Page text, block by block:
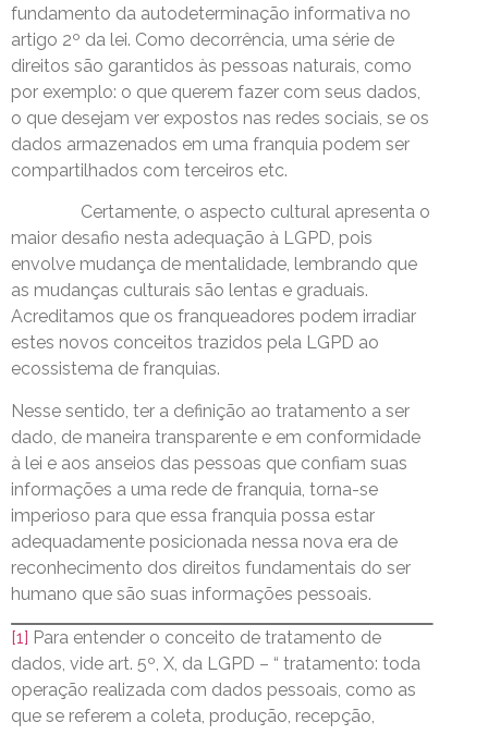
fundamento da autodeterminação informativa no
artigo 2º da lei. Como decorrência, uma série de
direitos são garantidos às pessoas naturais, como
por exemplo: o que querem fazer com seus dados,
o que desejam ver expostos nas redes sociais, se os
dados armazenados em uma franquia podem ser
compartilhados com terceiros etc.
Certamente, o aspecto cultural apresenta o
maior desafio nesta adequação à LGPD, pois
envolve mudança de mentalidade, lembrando que
as mudanças culturais são lentas e graduais.
Acreditamos que os franqueadores podem irradiar
estes novos conceitos trazidos pela LGPD ao
ecossistema de franquias.
Nesse sentido, ter a definição ao tratamento a ser
dado, de maneira transparente e em conformidade
à lei e aos anseios das pessoas que confiam suas
informações a uma rede de franquia, torna-se
imperioso para que essa franquia possa estar
adequadamente posicionada nessa nova era de
reconhecimento dos direitos fundamentais do ser
humano que são suas informações pessoais.
[1] Para entender o conceito de tratamento de
dados, vide art. 5º, X, da LGPD – “ tratamento: toda
operação realizada com dados pessoais, como as
que se referem a coleta, produção, recepção,